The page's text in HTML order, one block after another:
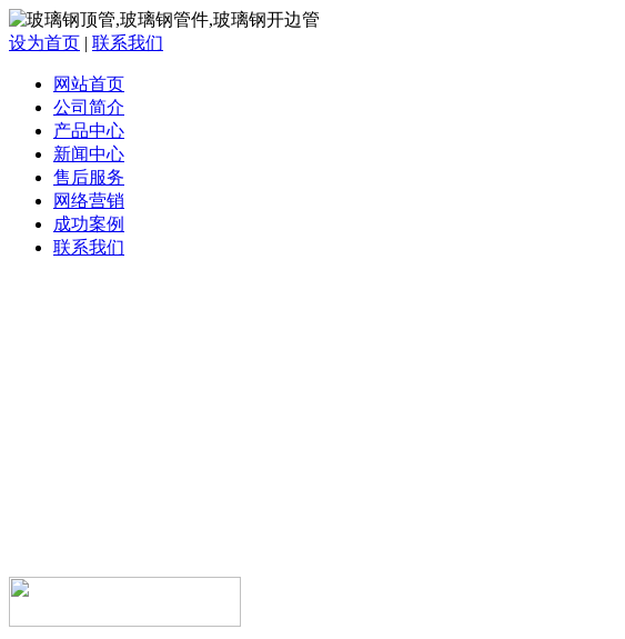
设为首页 | 联系我们
网站首页
公司简介
产品中心
新闻中心
售后服务
网络营销
成功案例
联系我们